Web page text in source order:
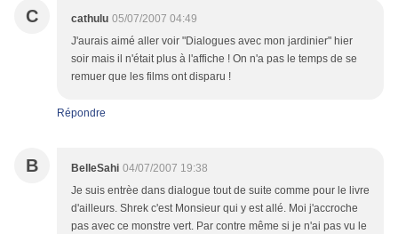
C cathulu 05/07/2007 04:49
J'aurais aimé aller voir "Dialogues avec mon jardinier" hier
soir mais il n'était plus à l'affiche ! On n'a pas le temps de se
remuer que les films ont disparu !
Répondre
B BelleSahi 04/07/2007 19:38
Je suis entrèe dans dialogue tout de suite comme pour le livre
d'ailleurs. Shrek c'est Monsieur qui y est allé. Moi j'accroche
pas avec ce monstre vert. Par contre même si je n'ai pas vu le